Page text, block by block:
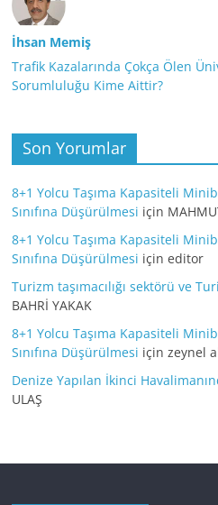
İhsan Memiş
Trafik Kazalarında Çokça Ölen
Sorumluluğu Kime Aittir?
Son Yorumlar
8+1 Yolcu Taşıma Kapasiteli
Sınıfına Düşürülmesi için
8+1 Yolcu Taşıma Kapasiteli
Sınıfına Düşürülmesi içineditor
Turizm taşımacılığı sektörü ve
BAHRİ YAKAK
8+1 Yolcu Taşıma Kapasiteli
Sınıfına Düşürülmesi içinzeynel
Denize Yapılan İkinci
ULAŞ